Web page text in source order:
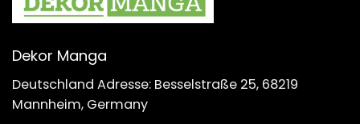
Dekor Manga
Deutschland Adresse: Besselstraße 25, 68219
Mannheim, Germany